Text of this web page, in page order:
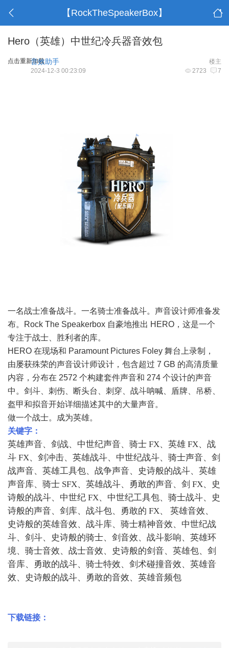
【RockTheSpeakerBox】
Hero（英雄）中世纪冷兵器音效包
点击重新加载 楼主
音效助手
2723 7
2024-12-3 00:23:09
一名战士准备战斗。一名骑士准备战斗。声音设计师准备发
布。Rock The Speakerbox 自豪地推出 HERO，这是一个
专注于战士、胜利者的库。
HERO 在现场和 Paramount Pictures Foley 舞台上录制，
由屡获殊荣的声音设计师设计，包含超过 7 GB 的高清质量
内容，分布在 2572 个构建套件声音和 274 个设计的声音
中。剑斗、刺伤、断头台、刺穿、战斗呐喊、盾牌、吊桥、
盔甲和拟音开始详细描述其中的大量声音。
做一个战士。成为英雄。
关键字：
英雄声音、剑战、中世纪声音、骑士 FX、英雄 FX、战
斗 FX、剑冲击、英雄战斗、中世纪战斗、骑士声音、剑
战声音、英雄工具包、战争声音、史诗般的战斗、英雄
声音库、骑士 SFX、英雄战斗、勇敢的声音、剑 FX、史
诗般的战斗、中世纪 FX、中世纪工具包、骑士战斗、史
诗般的声音、剑库、战斗包、勇敢的 FX、 英雄音效、
史诗般的英雄音效、战斗库、骑士精神音效、中世纪战
斗、剑斗、史诗般的骑士、剑音效、战斗影响、英雄环
境、骑士音效、战士音效、史诗般的剑音、英雄包、剑
音库、勇敢的战斗、骑士特效、剑术碰撞音效、英雄音
效、史诗般的战斗、勇敢的音效、英雄音频包
下载链接：